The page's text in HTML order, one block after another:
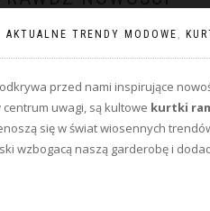
AKTUALNE TRENDY MODOWE ,
przed nami inspirujące
uwagi, są kultowe kurtki
się w świat wiosennych
wzbogacą naszą garderobę i